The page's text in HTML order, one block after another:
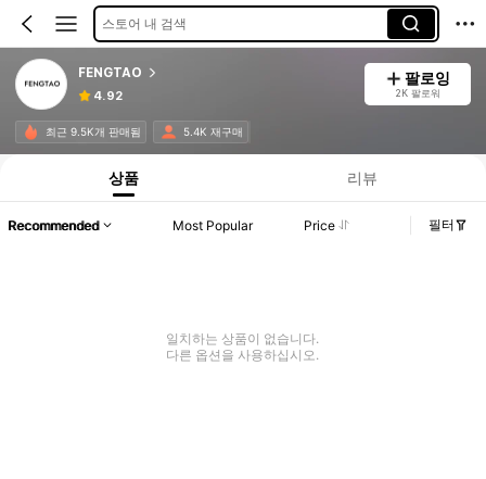
스토어 내 검색
FENGTAO
4.92
팔로잉
2K 팔로워
최근 9.5K개 판매됨 5.4K 재구매
상품 리뷰
Recommended Most Popular Price 필터
일치하는 상품이 없습니다.
다른 옵션을 사용하십시오.